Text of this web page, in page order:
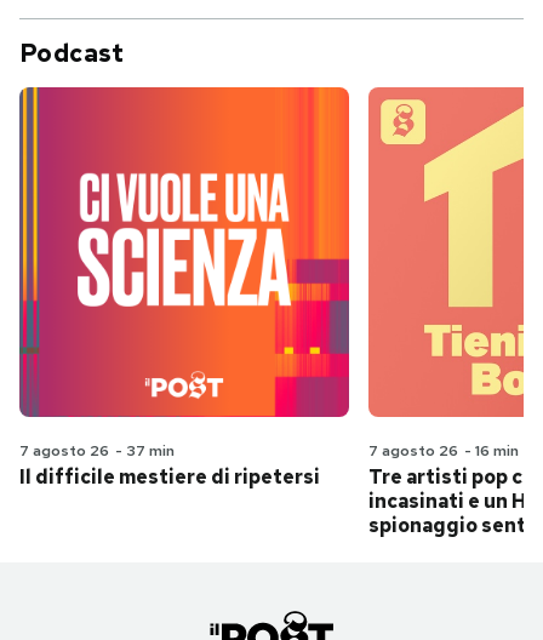
Podcast
7 agosto 26 - 37 min
Il difficile mestiere di ripetersi
7 agosto 26 - 16 min
Tre artisti pop
incasinati e un
spionaggio